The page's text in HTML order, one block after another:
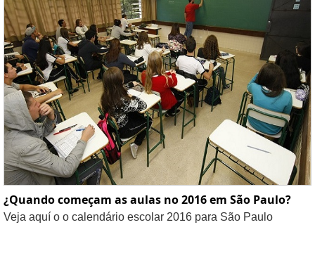
¿Quando começam as aulas no 2016 em São Paulo?
Veja aquí o o calendário escolar 2016 para São Paulo